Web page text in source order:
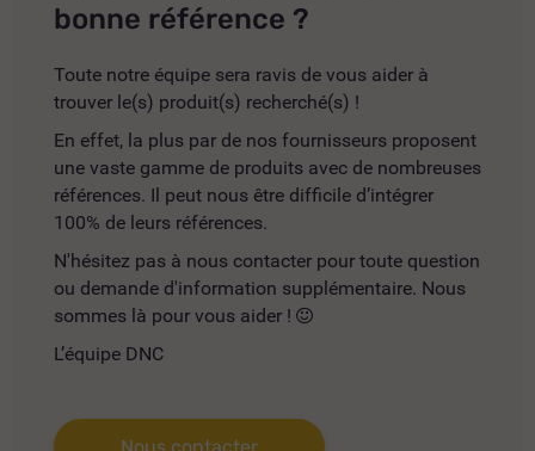
bonne référence ?
Toute notre équipe sera ravis de vous aider à
trouver le(s) produit(s) recherché(s) !
En effet, la plus par de nos fournisseurs proposent
une vaste gamme de produits avec de nombreuses
références. Il peut nous être difficile d’intégrer
100% de leurs références.
N'hésitez pas à nous contacter pour toute question
ou demande d'information supplémentaire. Nous
sommes là pour vous aider !
L’équipe DNC